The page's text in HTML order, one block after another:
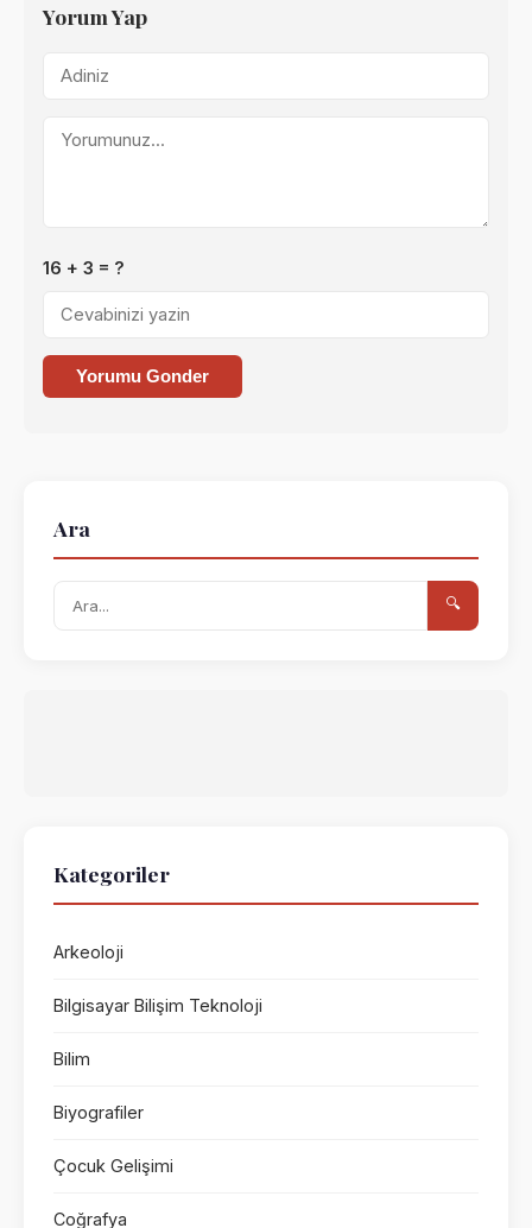
Yorum Yap
16 + 3 = ?
Yorumu Gonder
Ara
🔍
Kategoriler
Arkeoloji
Bilgisayar Bilişim Teknoloji
Bilim
Biyografiler
Çocuk Gelişimi
Coğrafya